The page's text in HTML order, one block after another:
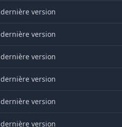
dernière version
dernière version
dernière version
dernière version
dernière version
dernière version